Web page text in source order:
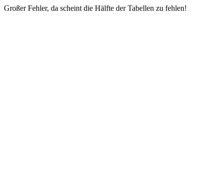
Großer Fehler, da scheint die Hälfte der Tabellen zu fehlen!